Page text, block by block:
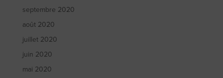
septembre 2020
août 2020
juillet 2020
juin 2020
mai 2020